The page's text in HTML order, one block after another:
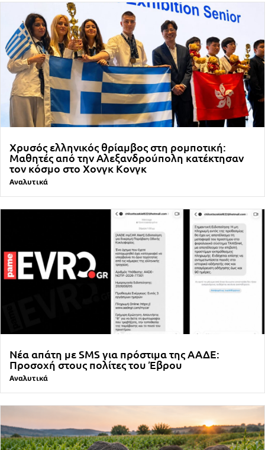
Χρυσός ελληνικός θρίαμβος στη ρομποτική:
Μαθητές από την Αλεξανδρούπολη κατέκτησαν
τον κόσμο στο Χονγκ Κονγκ
Αναλυτικά
Νέα απάτη με SMS για πρόστιμα της ΑΑΔΕ:
Προσοχή στους πολίτες του Έβρου
Αναλυτικά